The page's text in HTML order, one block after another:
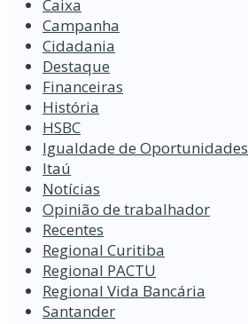
Caixa
Campanha
Cidadania
Destaque
Financeiras
História
HSBC
Igualdade de Oportunidades
Itaú
Notícias
Opinião de trabalhador
Recentes
Regional Curitiba
Regional PACTU
Regional Vida Bancária
Santander